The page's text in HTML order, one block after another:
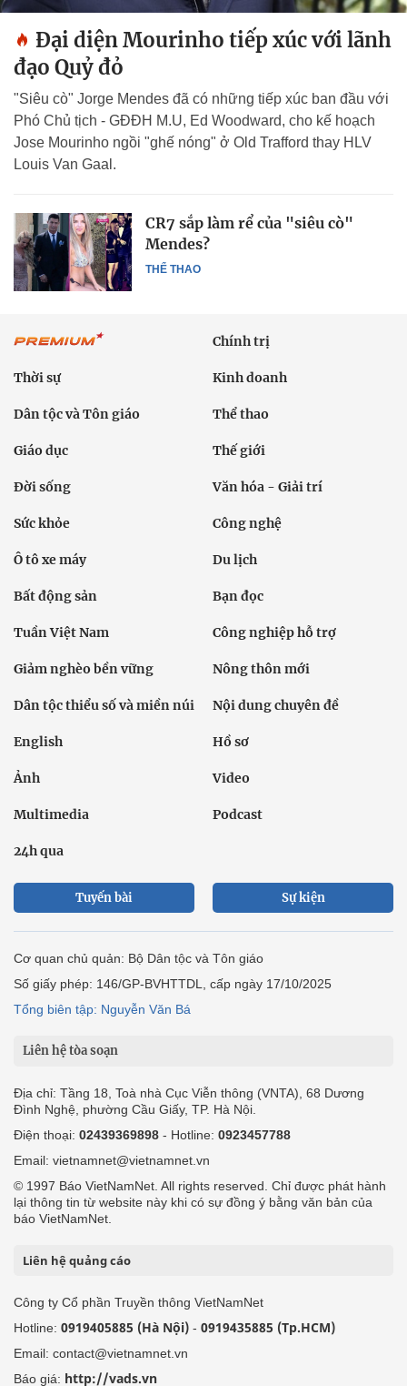
Đại diện Mourinho tiếp xúc với lãnh
đạo Quỷ đỏ
"Siêu cò" Jorge Mendes đã có những tiếp xúc ban đầu với
Phó Chủ tịch - GĐĐH M.U, Ed Woodward, cho kế hoạch
Jose Mourinho ngồi "ghế nóng" ở Old Trafford thay HLV
Louis Van Gaal.
THỂ THAO
CR7 sắp làm rể của "siêu cò"
Mendes?
Chính trị
Thời sự Kinh doanh
Dân tộc và Tôn giáo Thể thao
Giáo dục Thế giới
Đời sống Văn hóa - Giải trí
Sức khỏe Công nghệ
Ô tô xe máy Du lịch
Bất động sản Bạn đọc
Tuần Việt Nam Công nghiệp hỗ trợ
Giảm nghèo bền vững Nông thôn mới
Dân tộc thiểu số và miền núi Nội dung chuyên đề
English Hồ sơ
Ảnh Video
Multimedia Podcast
24h qua
Tuyến bài Sự kiện
Cơ quan chủ quản: Bộ Dân tộc và Tôn giáo
Số giấy phép: 146/GP-BVHTTDL, cấp ngày 17/10/2025
Tổng biên tập: Nguyễn Văn Bá
Liên hệ tòa soạn
Địa chỉ: Tầng 18, Toà nhà Cục Viễn thông (VNTA), 68 Dương
Đình Nghệ, phường Cầu Giấy, TP. Hà Nội.
Điện thoại: 02439369898 - Hotline: 0923457788
Email: vietnamnet@vietnamnet.vn
© 1997 Báo VietNamNet. All rights reserved. Chỉ được phát hành
lại thông tin từ website này khi có sự đồng ý bằng văn bản của
báo VietNamNet.
Liên hệ quảng cáo
Công ty Cổ phần Truyền thông VietNamNet
Hotline: 0919405885 (Hà Nội) - 0919435885 (Tp.HCM)
Email: contact@vietnamnet.vn
Báo giá: http://vads.vn